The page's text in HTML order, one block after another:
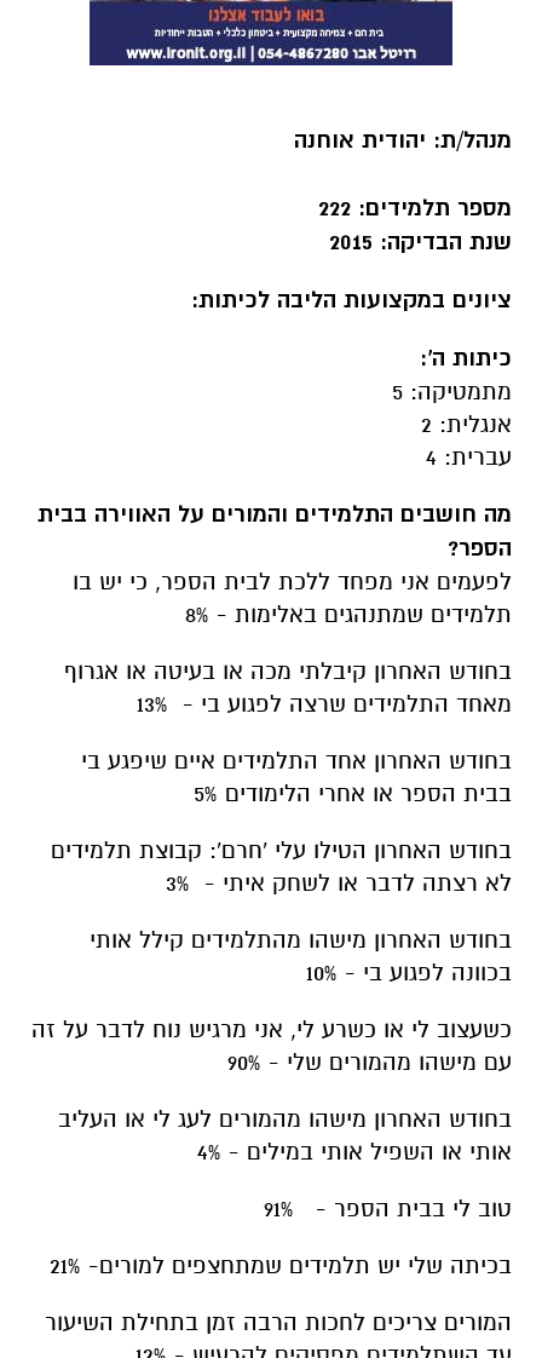
מנהל/ת: יהודית אוחנה
מספר תלמידים: 222
שנת הבדיקה: 2015
ציונים במקצועות הליבה לכיתות:
כיתות ה':
מתמטיקה: 5
אנגלית: 2
עברית: 4
מה חושבים התלמידים והמורים על האווירה בבית
הספר?
לפעמים אני מפחד ללכת לבית הספר, כי יש בו
תלמידים שמתנהגים באלימות - 8%
בחודש האחרון קיבלתי מכה או בעיטה או אגרוף
מאחד התלמידים שרצה לפגוע בי - 13%
בחודש האחרון אחד התלמידים איים שיפגע בי
בבית הספר או אחרי הלימודים 5%
בחודש האחרון הטילו עלי 'חרם': קבוצת תלמידים
לא רצתה לדבר או לשחק איתי - 3%
בחודש האחרון מישהו מהתלמידים קילל אותי
בכוונה לפגוע בי - 10%
כשעצוב לי או כשרע לי, אני מרגיש נוח לדבר על זה
עם מישהו מהמורים שלי - 90%
בחודש האחרון מישהו מהמורים לעג לי או העליב
אותי או השפיל אותי במילים - 4%
טוב לי בבית הספר - 91%
בכיתה שלי יש תלמידים שמתחצפים למורים- 21%
המורים צריכים לחכות הרבה זמן בתחילת השיעור